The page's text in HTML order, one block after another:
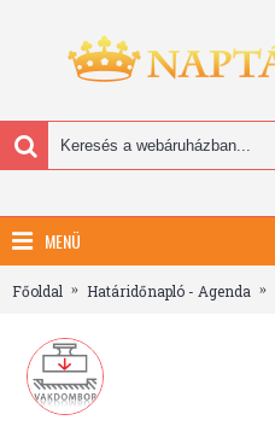
MENÜ
Főoldal Határidőnapló - Agenda